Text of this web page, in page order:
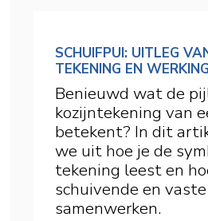
SCHUIFPUI: UITLEG
TEKENING EN WERKING
Benieuwd wat de
kozijntekening van
betekent? In dit
we uit hoe je de
tekening leest en
schuivende en
samenwerken.